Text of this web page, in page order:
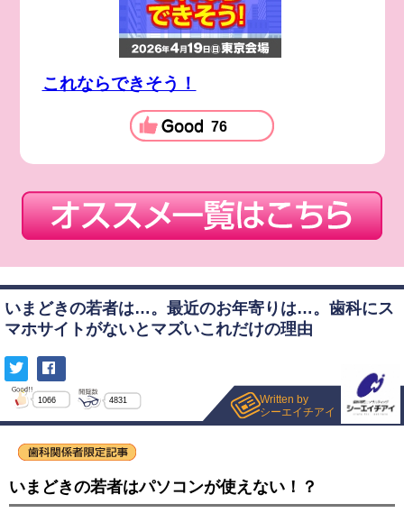
これならできそう！
76
いまどきの若者は…。最近のお年寄りは…。歯科にス
マホサイトがないとマズいこれだけの理由
1066 4831
Written by
シーエイチアイ
いまどきの若者はパソコンが使えない！？